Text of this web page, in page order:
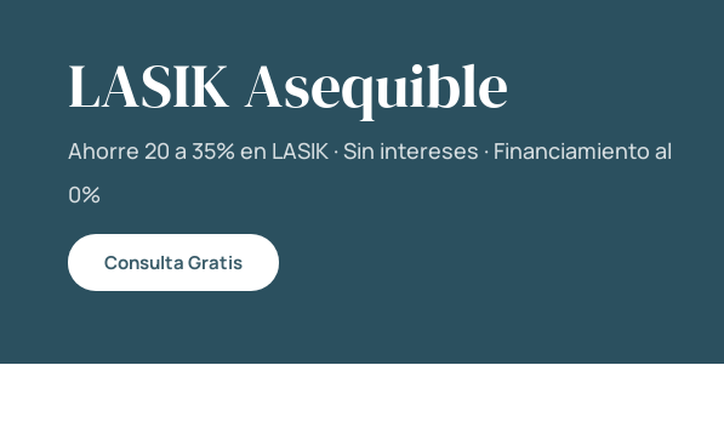
LASIK Asequible
Ahorre 20 a 35% en LASIK · Sin intereses · Financiamiento al
0%
Consulta Gratis